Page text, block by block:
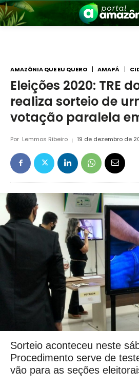
Amazônia
AMAZÔNIA QUE EU QUERO AMAPÁ
Eleições 2020: TRE
realiza sorteio de
votação paralela
Por Lemmos Ribeiro 19 de dezembro de
Sorteio aconteceu neste
Procedimento serve de
vão para as seções